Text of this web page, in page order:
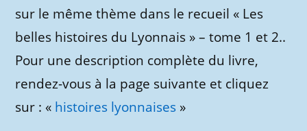
sur le même thème dans le recueil « Les
belles histoires du Lyonnais » – tome 1 et 2..
Pour une description complète du livre,
rendez-vous à la page suivante et cliquez
sur : « histoires lyonnaises »